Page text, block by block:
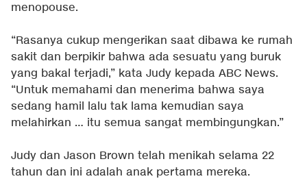
menopouse.
“Rasanya cukup mengerikan saat dibawa ke rumah
sakit dan berpikir bahwa ada sesuatu yang buruk
yang bakal terjadi,” kata Judy kepada ABC News.
“Untuk memahami dan menerima bahwa saya
sedang hamil lalu tak lama kemudian saya
melahirkan … itu semua sangat membingungkan.”
Judy dan Jason Brown telah menikah selama 22
tahun dan ini adalah anak pertama mereka.